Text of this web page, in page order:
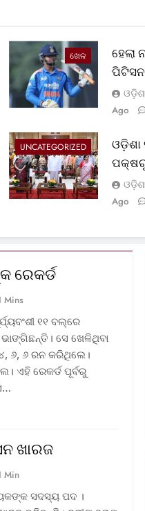
ଖେଳ
ହେଲା
ପିଟିସନ
Ago
UNCATEGORIZED
ଓଡ଼ିଶା
Ago
ରେକର୍ଡ
Mins
୧୧ ବଲ୍‌ରେ
ସେ ଖେଳିଥିବା
୬, ୬ ରନ କରିଥିଲେ।
ଏହି ରେକର୍ଡ ପୂର୍ବରୁ
ଖାରଜ
Min
ସଦସ୍ୟ ପଦ ।